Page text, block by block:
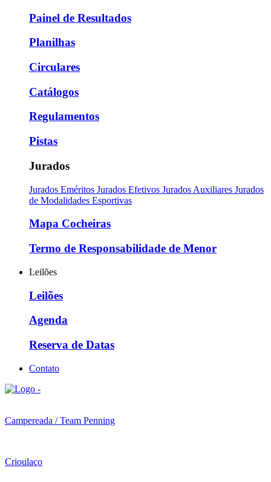
Painel de Resultados
Planilhas
Circulares
Catálogos
Regulamentos
Pistas
Jurados
Jurados Eméritos Jurados Efetivos Jurados Auxiliares Jurados
de Modalidades Esportivas
Mapa Cocheiras
Termo de Responsabilidade de Menor
Leilões
Leilões
Agenda
Reserva de Datas
Contato
Campereada / Team Penning
Crioulaço